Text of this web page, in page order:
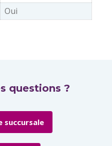
Oui
questions ?
succursale